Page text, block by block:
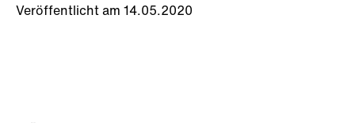
Veröffentlicht am 14.05.2020